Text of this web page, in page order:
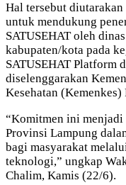
Hal tersebut
untuk mendukung
SATUSEHAT oleh
kabupaten/kota pada
SATUSEHAT Platform
diselenggarakan
Kesehatan
“Komitmen ini
Provinsi Lampung
bagi masyarakat
teknologi,” ungkap
Chalim, Kamis (22/6).